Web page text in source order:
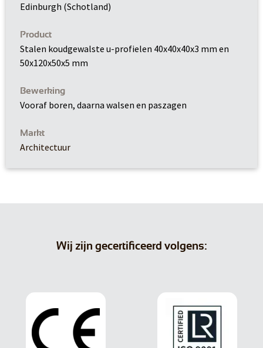
Edinburgh (Schotland)
Product
Stalen koudgewalste u-profielen 40x40x40x3 mm en
50x120x50x5 mm
Bewerking
Vooraf boren, daarna walsen en paszagen
Markt
Architectuur
Wij zijn gecertificeerd volgens: